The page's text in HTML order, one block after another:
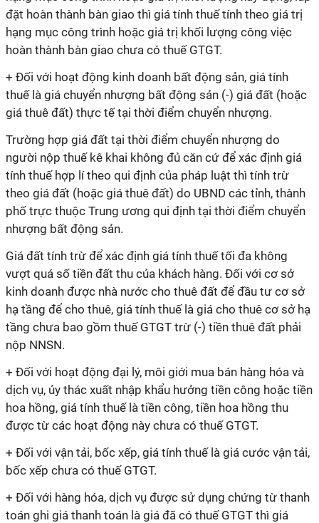
đặt hoàn thành bàn giao thì giá tính thuế tính theo giá trị
hạng mục công trình hoặc giá trị khối lượng công việc
hoàn thành bàn giao chưa có thuế GTGT.
+ Đối với hoạt động kinh doanh bất động sản, giá tính
thuế là giá chuyển nhượng bất động sản (-) giá đất (hoặc
giá thuê đất) thực tế tại thời điểm chuyển nhượng.
Trường hợp giá đất tại thời điểm chuyển nhượng do
người nộp thuế kê khai không đủ căn cứ để xác định giá
tính thuế hợp lí theo qui định của pháp luật thì tính trừ
theo giá đất (hoặc giá thuê đất) do UBND các tỉnh, thành
phố trực thuộc Trung ương qui định tại thời điểm chuyển
nhượng bất động sản.
Giá đất tính trừ để xác định giá tính thuế tối đa không
vượt quá số tiền đất thu của khách hàng. Đối với cơ sở
kinh doanh được nhà nước cho thuê đất để đầu tư cơ sở
hạ tầng để cho thuê, giá tính thuế là giá cho thuê cơ sở hạ
tầng chưa bao gồm thuế GTGT trừ (-) tiền thuê đất phải
nộp NNSN.
+ Đối với hoạt động đại lý, môi giới mua bán hàng hóa và
dịch vụ, ủy thác xuất nhập khẩu hưởng tiền công hoặc tiền
hoa hồng, giá tính thuế là tiền công, tiền hoa hồng thu
được từ các hoạt động này chưa có thuế GTGT.
+ Đối với vận tải, bốc xếp, giá tính thuế là giá cước vận tải,
bốc xếp chưa có thuế GTGT.
+ Đối với hàng hóa, dịch vụ được sử dụng chứng từ thanh
toán ghi giá thanh toán là giá đã có thuế GTGT thì giá